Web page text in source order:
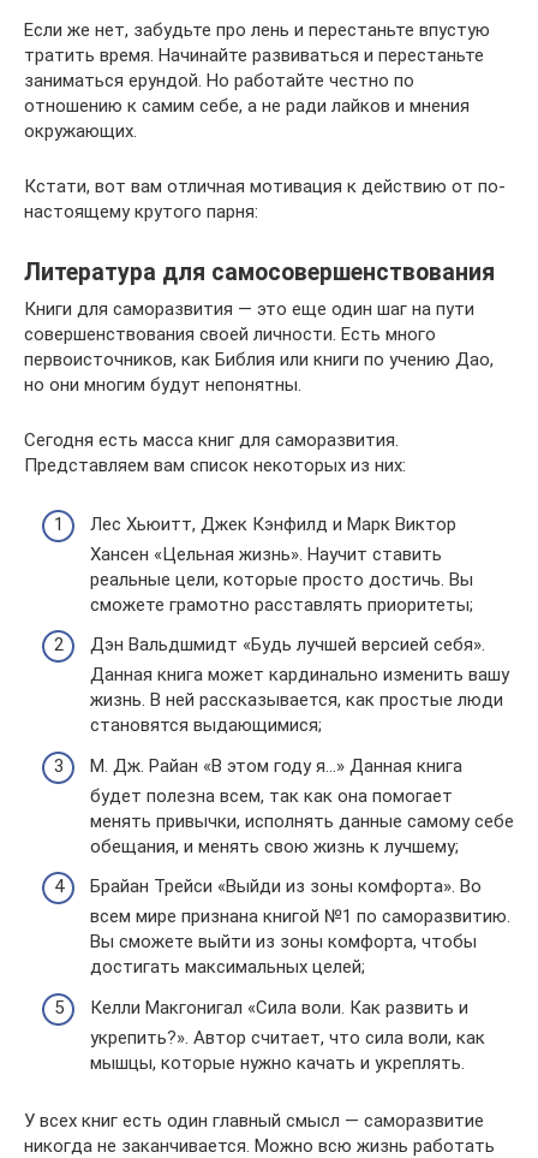
Если же нет, забудьте про лень и перестаньте впустую
тратить время. Начинайте развиваться и перестаньте
заниматься ерундой. Но работайте честно по
отношению к самим себе, а не ради лайков и мнения
окружающих.
Кстати, вот вам отличная мотивация к действию от по-
настоящему крутого парня:
Литература для самосовершенствования
Книги для саморазвития — это еще один шаг на пути
совершенствования своей личности. Есть много
первоисточников, как Библия или книги по учению Дао,
но они многим будут непонятны.
Сегодня есть масса книг для саморазвития.
Представляем вам список некоторых из них:
Лес Хьюитт, Джек Кэнфилд и Марк Виктор
Хансен «Цельная жизнь». Научит ставить
реальные цели, которые просто достичь. Вы
сможете грамотно расставлять приоритеты;
Дэн Вальдшмидт «Будь лучшей версией себя».
Данная книга может кардинально изменить вашу
жизнь. В ней рассказывается, как простые люди
становятся выдающимися;
М. Дж. Райан «В этом году я…» Данная книга
будет полезна всем, так как она помогает
менять привычки, исполнять данные самому себе
обещания, и менять свою жизнь к лучшему;
Брайан Трейси «Выйди из зоны комфорта». Во
всем мире признана книгой №1 по саморазвитию.
Вы сможете выйти из зоны комфорта, чтобы
достигать максимальных целей;
Келли Макгонигал «Сила воли. Как развить и
укрепить?». Автор считает, что сила воли, как
мышцы, которые нужно качать и укреплять.
У всех книг есть один главный смысл — саморазвитие
никогда не заканчивается. Можно всю жизнь работать